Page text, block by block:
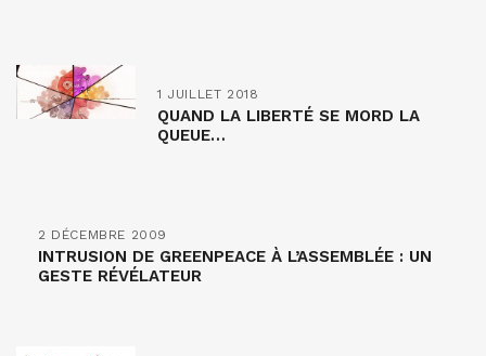
1 JUILLET 2018
QUAND LA LIBERTÉ SE MORD LA
QUEUE…
2 DÉCEMBRE 2009
INTRUSION DE GREENPEACE À L’ASSEMBLÉE : UN
GESTE RÉVÉLATEUR